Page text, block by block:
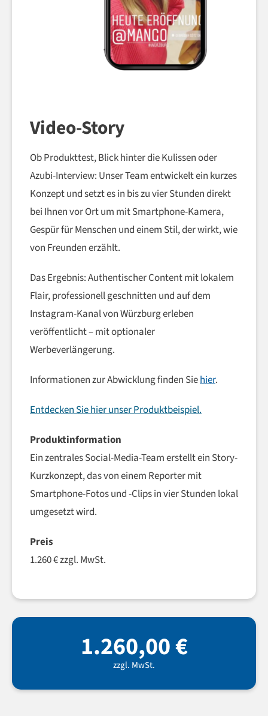
Video-Story
Ob Produkttest, Blick hinter die Kulissen oder
Azubi-Interview: Unser Team entwickelt ein kurzes
Konzept und setzt es in bis zu vier Stunden direkt
bei Ihnen vor Ort um mit Smartphone-Kamera,
Gespür für Menschen und einem Stil, der wirkt, wie
von Freunden erzählt.
Das Ergebnis: Authentischer Content mit lokalem
Flair, professionell geschnitten und auf dem
Instagram-Kanal von Würzburg erleben
veröffentlicht – mit optionaler
Werbeverlängerung.
Informationen zur Abwicklung finden Siehier.
Entdecken Sie hier unser Produktbeispiel.
Produktinformation
Ein zentrales Social-Media-Team erstellt ein Story-
Kurzkonzept, das von einem Reporter mit
Smartphone-Fotos und -Clips in vier Stunden lokal
umgesetzt wird.
Preis
1.260 € zzgl. MwSt.
1.260,00€
zzgl. MwSt.